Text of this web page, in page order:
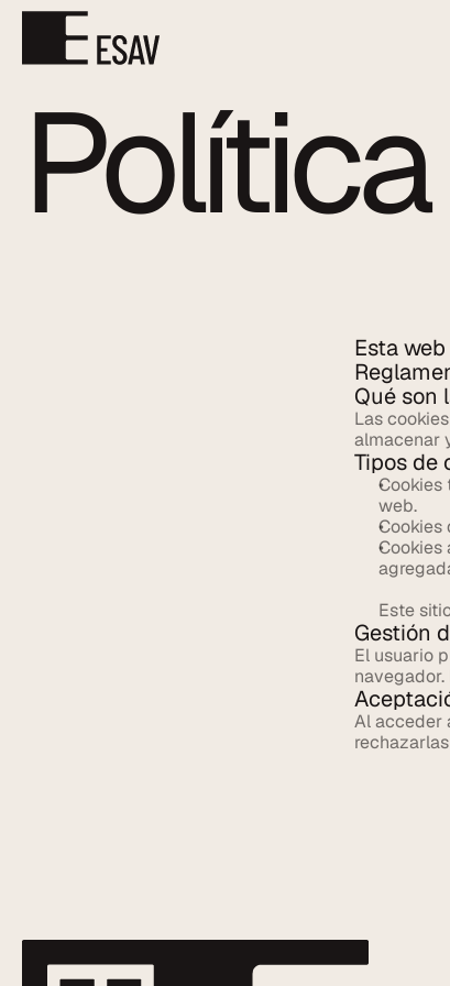
Esta
Qué son
Las
almacenar
Tipos de
Cookies
web.
Cookies
Cookies
Este
Gestión
El usuario
Al acceder